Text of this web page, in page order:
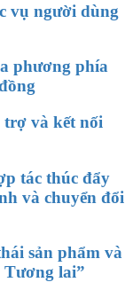
vụ người dùng
phương phía
trợ và kết nối
tác thúc đẩy
và chuyển đổi
sản phẩm và
Tương lai”